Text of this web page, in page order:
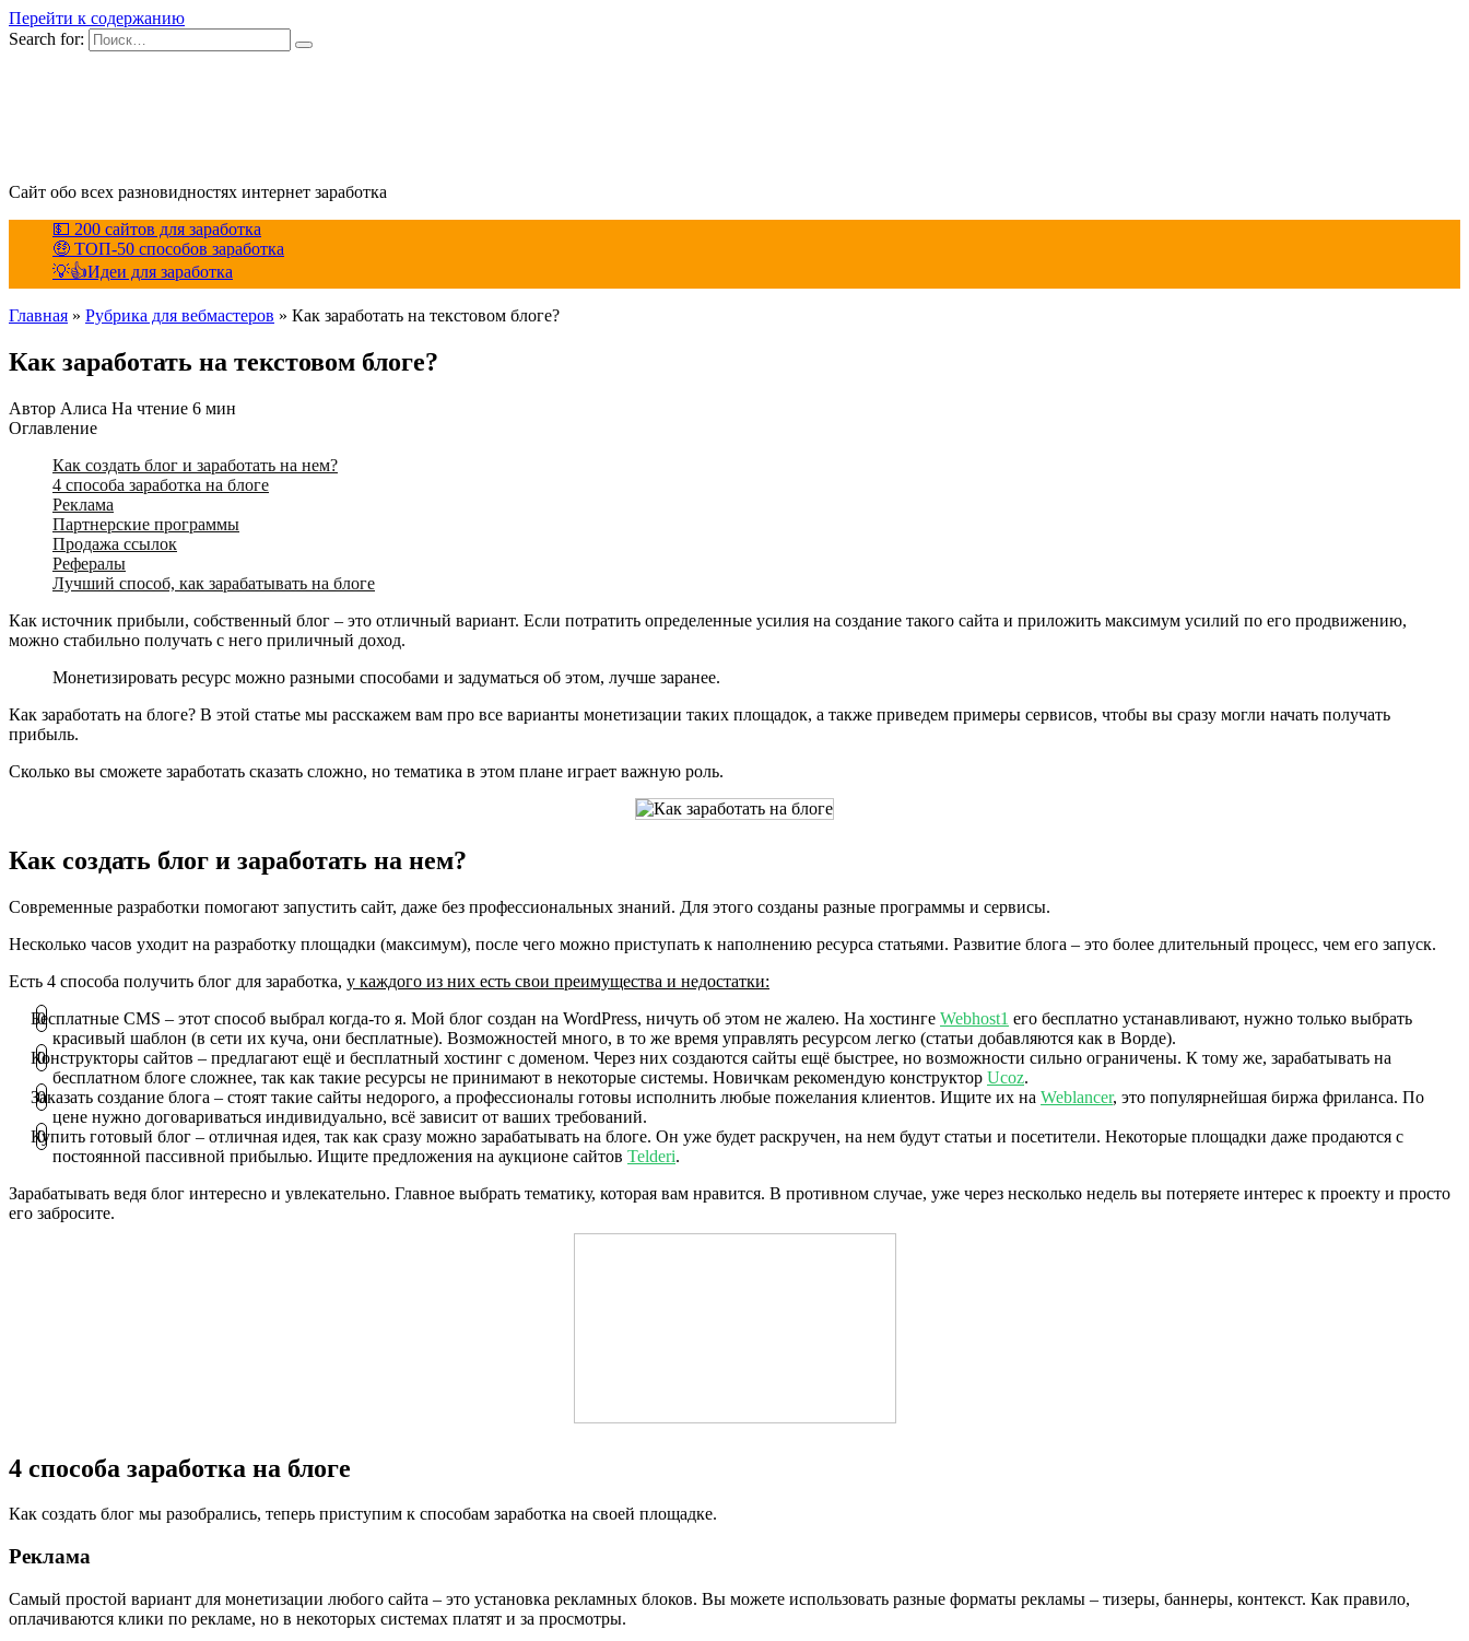
Перейти к содержанию
Search for:
Сайт обо всех разновидностях интернет заработка
💵 200 сайтов для заработка
🤑 ТОП-50 способов заработка
💡👍Идеи для заработка
Главная » Рубрика для вебмастеров » Как заработать на текстовом блоге?
Как заработать на текстовом блоге?
Автор Алиса На чтение 6 мин
Оглавление
Как создать блог и заработать на нем?
4 способа заработка на блоге
Реклама
Партнерские программы
Продажа ссылок
Рефералы
Лучший способ, как зарабатывать на блоге
Как источник прибыли, собственный блог – это отличный вариант. Если потратить определенные усилия на создание такого сайта и приложить максимум усилий по его продвижению,
можно стабильно получать с него приличный доход.
Монетизировать ресурс можно разными способами и задуматься об этом, лучше заранее.
Как заработать на блоге? В этой статье мы расскажем вам про все варианты монетизации таких площадок, а также приведем примеры сервисов, чтобы вы сразу могли начать получать
прибыль.
Сколько вы сможете заработать сказать сложно, но тематика в этом плане играет важную роль.
Как создать блог и заработать на нем?
Современные разработки помогают запустить сайт, даже без профессиональных знаний. Для этого созданы разные программы и сервисы.
Несколько часов уходит на разработку площадки (максимум), после чего можно приступать к наполнению ресурса статьями. Развитие блога – это более длительный процесс, чем его запуск.
Есть 4 способа получить блог для заработка, у каждого из них есть свои преимущества и недостатки:
Бесплатные CMS – этот способ выбрал когда-то я. Мой блог создан на WordPress, ничуть об этом не жалею. На хостинге Webhost1 его бесплатно устанавливают, нужно только выбрать
красивый шаблон (в сети их куча, они бесплатные). Возможностей много, в то же время управлять ресурсом легко (статьи добавляются как в Ворде).
Конструкторы сайтов – предлагают ещё и бесплатный хостинг с доменом. Через них создаются сайты ещё быстрее, но возможности сильно ограничены. К тому же, зарабатывать на
бесплатном блоге сложнее, так как такие ресурсы не принимают в некоторые системы. Новичкам рекомендую конструктор Ucoz.
Заказать создание блога – стоят такие сайты недорого, а профессионалы готовы исполнить любые пожелания клиентов. Ищите их на Weblancer, это популярнейшая биржа фриланса. По
цене нужно договариваться индивидуально, всё зависит от ваших требований.
Купить готовый блог – отличная идея, так как сразу можно зарабатывать на блоге. Он уже будет раскручен, на нем будут статьи и посетители. Некоторые площадки даже продаются с
постоянной пассивной прибылью. Ищите предложения на аукционе сайтов Telderi.
Зарабатывать ведя блог интересно и увлекательно. Главное выбрать тематику, которая вам нравится. В противном случае, уже через несколько недель вы потеряете интерес к проекту и просто
его забросите.
4 способа заработка на блоге
Как создать блог мы разобрались, теперь приступим к способам заработка на своей площадке.
Реклама
Самый простой вариант для монетизации любого сайта – это установка рекламных блоков. Вы можете использовать разные форматы рекламы – тизеры, баннеры, контекст. Как правило,
оплачиваются клики по рекламе, но в некоторых системах платят и за просмотры.